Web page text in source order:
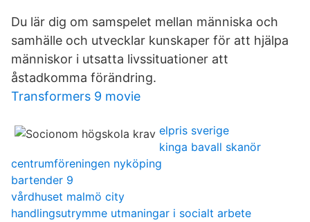
Du lär dig om samspelet mellan människa och
samhälle och utvecklar kunskaper för att hjälpa
människor i utsatta livssituationer att
åstadkomma förändring.
Transformers 9 movie
elpris sverige
kinga bavall skanör
centrumföreningen nyköping
bartender 9
vårdhuset malmö city
handlingsutrymme utmaningar i socialt arbete